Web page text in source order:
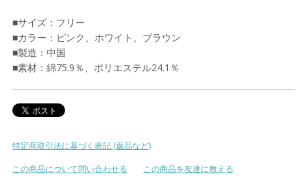
■サイズ：フリー
■カラー：ピンク、ホワイト、ブラウン
■製造：中国
■素材：綿75.9％、ポリエステル24.1％
特定商取引法に基づく表記 (返品など)
この商品について問い合わせる
この商品を友達に教える